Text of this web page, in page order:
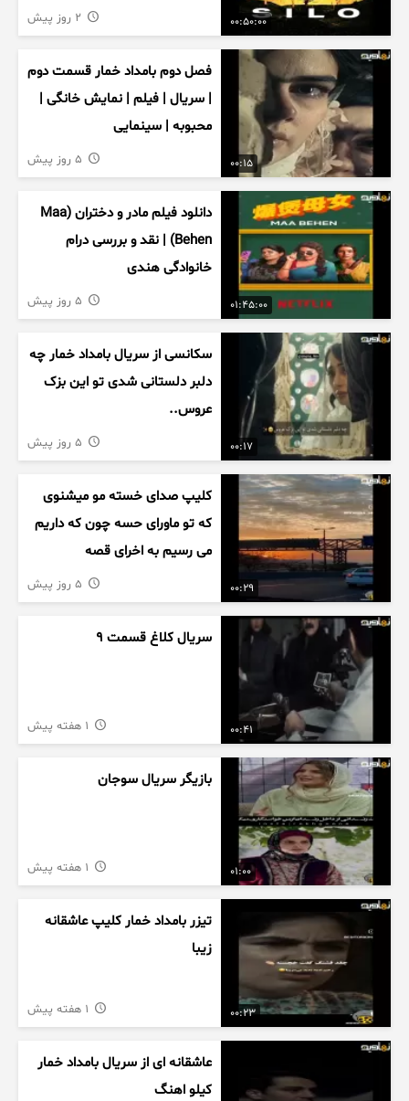
00:50:00
00:15
فصل دوم بامداد خمار قسمت دوم
| سریال | فیلم | نمایش خانگی |
محبوبه | سینمایی
01:45:00
دانلود فیلم مادر و دختران (Maa
Behen) | نقد و بررسی درام
خانوادگی هندی
00:17
سکانسی از سریال بامداد خمار چه
دلبر دلستانی شدی تو این بزک
عروس..
00:29
کلیپ صدای خسته مو میشنوی
که تو ماورای حسه چون که داریم
می رسیم به اخرای قصه
00:41
سریال کلاغ قسمت 9
01:00
بازیگر سریال سوجان
00:23
تیزر بامداد خمار کلیپ عاشقانه
زیبا
عاشقانه ای از سریال بامداد خمار
کیلو اهنگ